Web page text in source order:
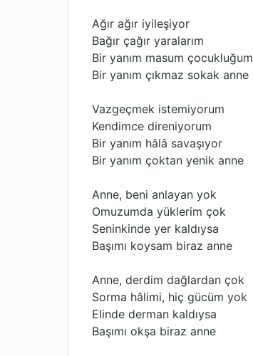
Ağır ağır iyileşiyor
Bağır çağır yaralarım
Bir yanım masum çocukluğum
Bir yanım çıkmaz sokak anne
Vazgeçmek istemiyorum
Kendimce direniyorum
Bir yanım hâlâ savaşıyor
Bir yanım çoktan yenik anne
Anne, beni anlayan yok
Omuzumda yüklerim çok
Seninkinde yer kaldıysa
Başımı koysam biraz anne
Anne, derdim dağlardan çok
Sorma hâlimi, hiç gücüm yok
Elinde derman kaldıysa
Başımı okşa biraz anne